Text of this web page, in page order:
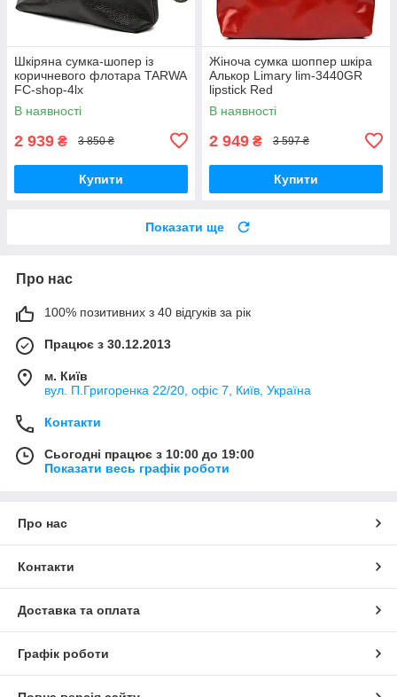
Шкіряна сумка-шопер із
коричневого флотара TARWA
FC-shop-4lx
В наявності
2 939 ₴ 3 850 ₴
Купити
Жіноча сумка шоппер шкіра
Алькор Limary lim-3440GR
lipstick Red
В наявності
2 949 ₴ 3 597 ₴
Купити
Показати ще
Про нас
100% позитивних з 40 відгуків за рік
Працює з 30.12.2013
м. Київ
вул. П.Григоренка 22/20, офіс 7, Київ, Україна
Контакти
Сьогодні працює з 10:00 до 19:00
Показати весь графік роботи
Про нас
Контакти
Доставка та оплата
Графік роботи